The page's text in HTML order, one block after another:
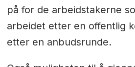
på for de arbeidstakerne
arbeidet etter en offentlig
etter en anbudsrunde.